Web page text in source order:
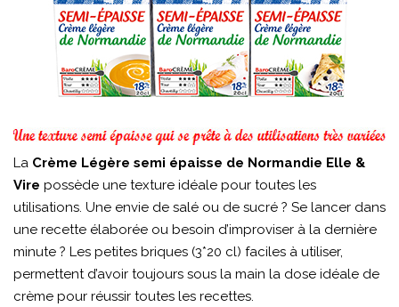
La Crème Légère semi épaisse de Normandie Elle &
Vire possède une texture idéale pour toutes les
utilisations. Une envie de salé ou de sucré ? Se lancer dans
une recette élaborée ou besoin d’improviser à la dernière
minute ? Les petites briques (3*20 cl) faciles à utiliser,
permettent d’avoir toujours sous la main la dose idéale de
crème pour réussir toutes les recettes.